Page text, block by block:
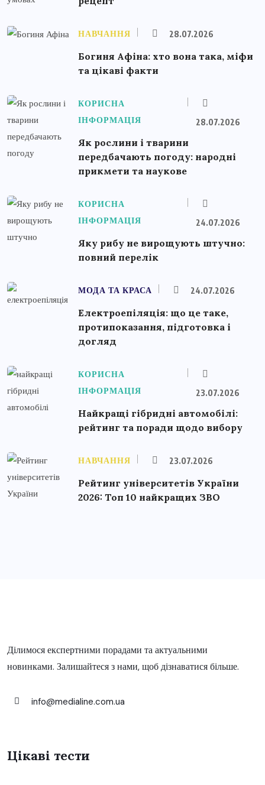
НАВЧАННЯ 28.07.2026
Богиня Афіна: хто вона така, міфи
та цікаві факти
КОРИСНА
ІНФОРМАЦІЯ
28.07.2026
Як рослини і тварини
передбачають погоду: народні
прикмети та наукове
КОРИСНА
ІНФОРМАЦІЯ
24.07.2026
Яку рибу не вирощують штучно:
повний перелік
МОДА ТА КРАСА 24.07.2026
Електроепіляція: що це таке,
протипоказання, підготовка і
догляд
КОРИСНА
ІНФОРМАЦІЯ
23.07.2026
Найкращі гібридні автомобілі:
рейтинг та поради щодо вибору
НАВЧАННЯ 23.07.2026
Рейтинг університетів України
2026: Топ 10 найкращих ЗВО
Ділимося експертними порадами та актуальними
новинками. Залишайтеся з нами, щоб дізнаватися більше.
info@medialine.com.ua
Цікаві тести